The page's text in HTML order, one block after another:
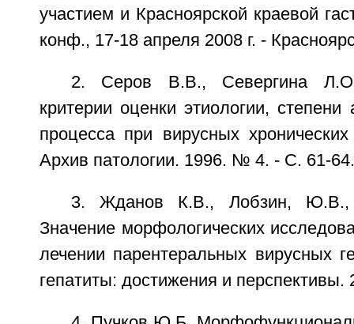
участием и Красноярской краевой
конф., 17-18 апреля 2008 г. -
2. Серов В.В., Севергина Л.О.
критерии оценки этиологии, степени
процесса при вирусных
Архив патологии. 1996. № 4. - С. 61-64.
3. Жданов К.В., Лобзин,
Значение морфологических
лечении парентеральных вирусных
гепатиты: достижения и